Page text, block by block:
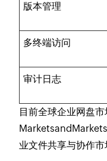
版本管理
多终端访问
审计日志
目前全球企业网盘
业文件共享与协作